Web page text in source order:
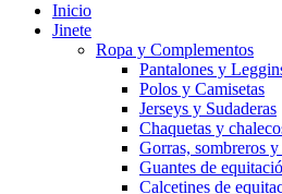
Inicio
Jinete
Ropa y Complementos
Pantalones y
Polos y Camisetas
Jerseys y Sudaderas
Chaquetas y
Gorras, sombreros
Guantes de
Calcetines de